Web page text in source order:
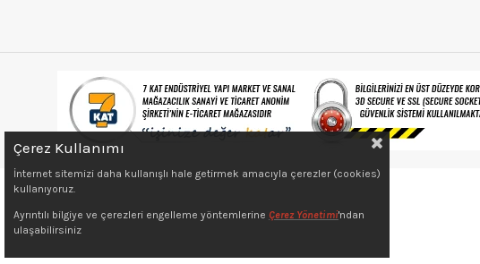
Çerez Kullanımı
İnternet sitemizi daha kullanışlı hale getirmek amacıyla çerezler (cookies)
kullanıyoruz.
Ayrıntılı bilgiye ve çerezleri engelleme yöntemlerine Çerez Yönetimi'ndan
ulaşabilirsiniz